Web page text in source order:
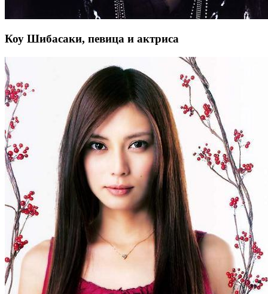
Коу Шибасаки, певица и актриса